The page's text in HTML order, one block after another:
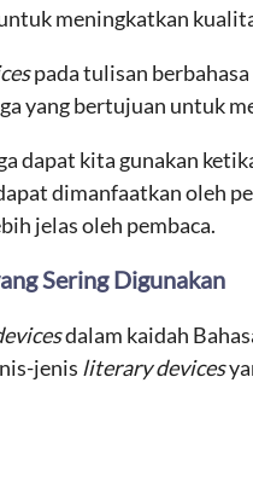
meningkatkan
pada tulisan
yang bertujuan untuk
dapat kita gunakan
dimanfaatkan oleh
jelas oleh pembaca.
Sering Digunakan
dalam kaidah
jenis literary devices